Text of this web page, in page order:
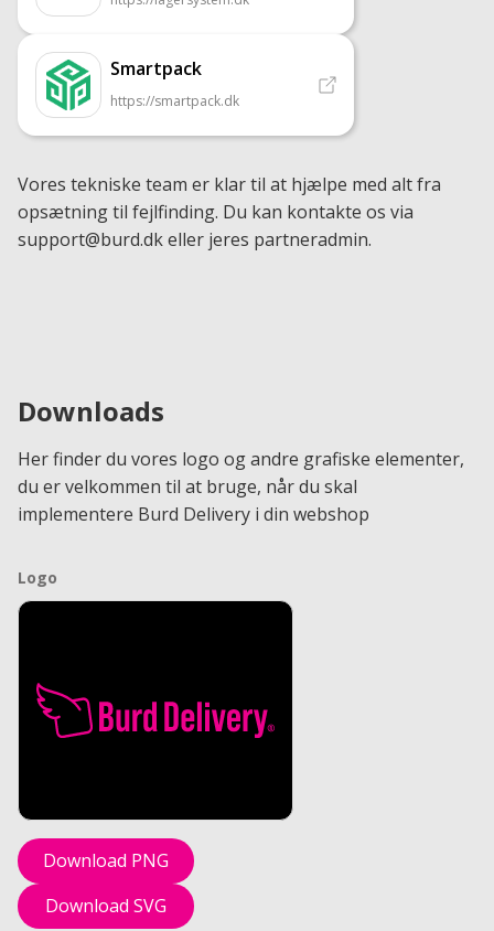
Smartpack
https://smartpack.dk
Vores tekniske team er klar til at hjælpe med alt fra
opsætning til fejlfinding. Du kan kontakte os via
support@burd.dk eller jeres partneradmin.
Downloads
Her finder du vores logo og andre grafiske elementer,
du er velkommen til at bruge, når du skal
implementere Burd Delivery i din webshop
Logo
Download PNG
Download SVG